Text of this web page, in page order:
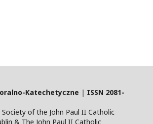
Katechetyczne | ISSN 2081-
of the John Paul II Catholic
& The John Paul II Catholic